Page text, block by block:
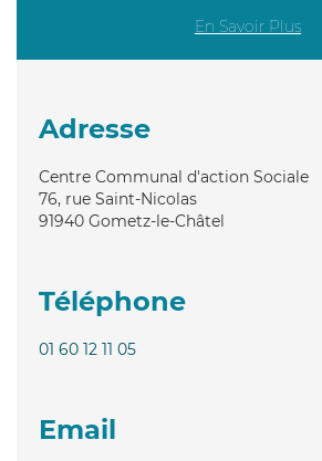
En Savoir Plus
Adresse
Centre Communal d'action Sociale
76, rue Saint-Nicolas
91940 Gometz-le-Châtel
Téléphone
01 60 12 11 05
Email